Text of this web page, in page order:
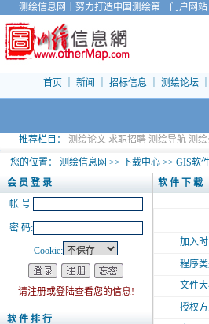
测绘信息网 努力打造中国测绘第一门户网站
首页 新闻 招标信息｜ 测绘论坛｜
推荐栏目： 测绘论文 求职招聘 测绘导航 测绘
您的位置： 测绘信息网 >> 下载中心 >> GIS软
会 员 登 录
帐 号:
密 码:
Cookie:
请注册或登陆查看您的信息!
软 件 排 行
软 件 下 载
加入时
程序类
文件
授权